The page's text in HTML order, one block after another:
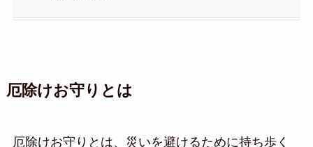
厄除けお守りとは
厄除けお守りとは、災いを避けるために持ち歩く